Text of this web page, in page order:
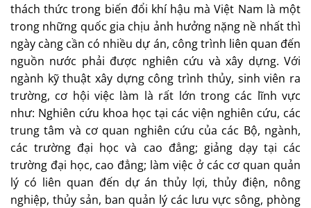
thách thức trong biến đổi khí hậu mà Việt Nam là một
trong những quốc gia chịu ảnh hưởng nặng nề nhất thì
ngày càng cần có nhiều dự án, công trình liên quan đến
nguồn nước phải được nghiên cứu và xây dựng. Với
ngành kỹ thuật xây dựng công trình thủy, sinh viên ra
trường, cơ hội việc làm là rất lớn trong các lĩnh vực
như: Nghiên cứu khoa học tại các viện nghiên cứu, các
trung tâm và cơ quan nghiên cứu của các Bộ, ngành,
các trường đại học và cao đẳng; giảng dạy tại các
trường đại học, cao đẳng; làm việc ở các cơ quan quản
lý có liên quan đến dự án thủy lợi, thủy điện, nông
nghiệp, thủy sản, ban quản lý các lưu vực sông, phòng